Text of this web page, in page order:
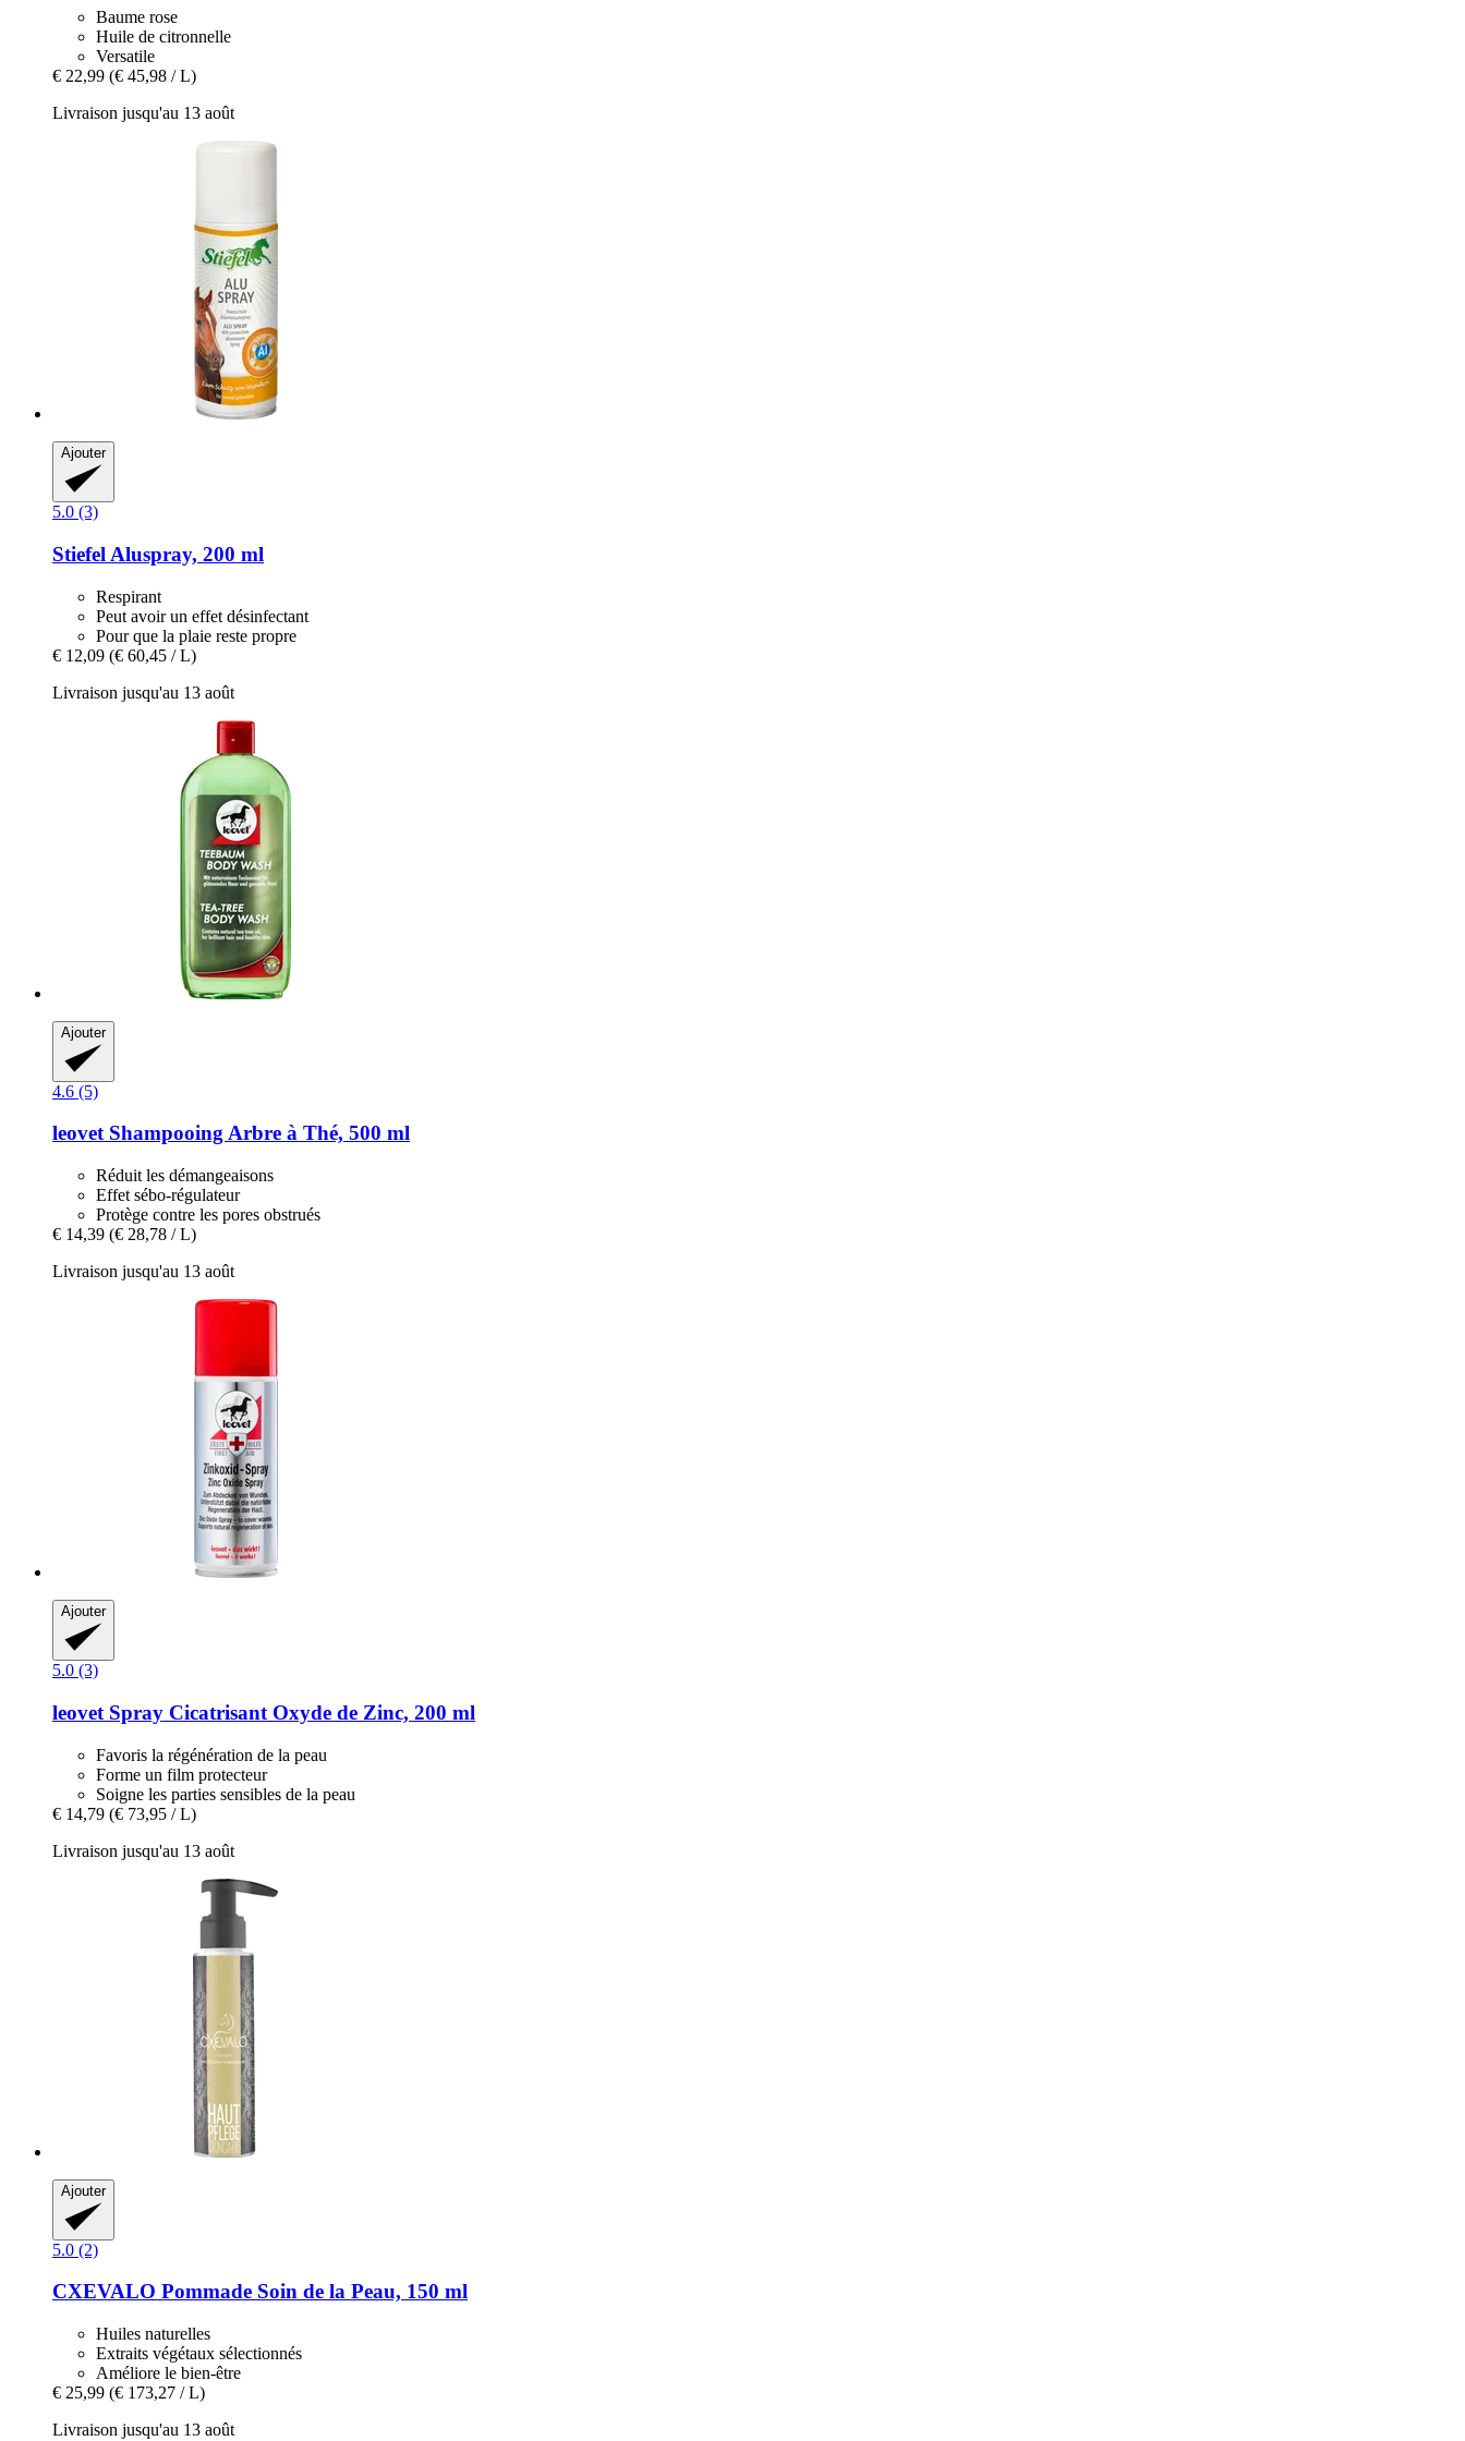
Baume rose
Huile de citronnelle
Versatile
€ 22,99 (€ 45,98 / L)
Livraison jusqu'au 13 août
Ajouter
5.0 (3)
Stiefel Aluspray, 200 ml
Respirant
Peut avoir un effet désinfectant
Pour que la plaie reste propre
€ 12,09 (€ 60,45 / L)
Livraison jusqu'au 13 août
Ajouter
4.6 (5)
leovetShampooing Arbre à Thé, 500 ml
Réduit les démangeaisons
Effet sébo-régulateur
Protège contre les pores obstrués
€ 14,39 (€ 28,78 / L)
Livraison jusqu'au 13 août
Ajouter
5.0 (3)
leovet Spray Cicatrisant Oxyde de Zinc, 200 ml
Favoris la régénération de la peau
Forme un film protecteur
Soigne les parties sensibles de la peau
€ 14,79 (€ 73,95 / L)
Livraison jusqu'au 13 août
Ajouter
5.0 (2)
CXEVALO Pommade Soin de la Peau, 150 ml
Huiles naturelles
Extraits végétaux sélectionnés
Améliore le bien-être
€ 25,99 (€ 173,27 / L)
Livraison jusqu'au 13 août